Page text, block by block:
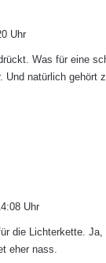
Uhr
Was für eine
Und natürlich gehört
Uhr
die Lichterkette. Ja,
eher nass.